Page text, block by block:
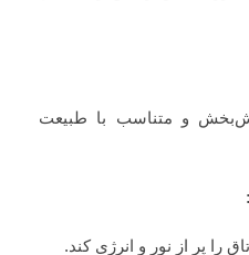
و متناسب با طبیعت
را پر از نور و انرژی کند.